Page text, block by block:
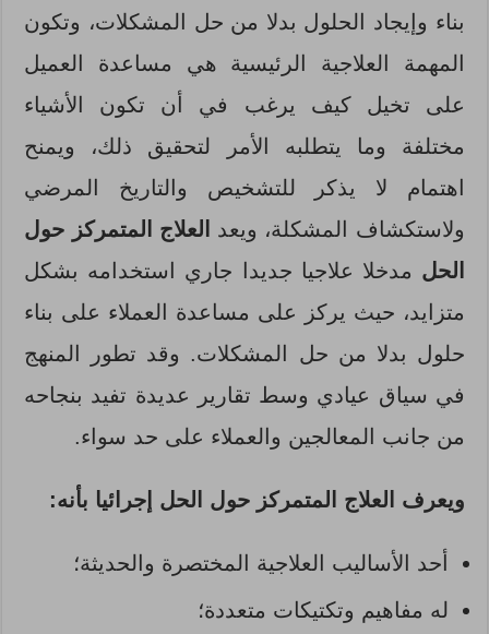
بناء وإيجاد الحلول بدلا من حل المشكلات، وتكون
المهمة العلاجية الرئيسية هي مساعدة العميل
على تخيل كيف يرغب في أن تكون الأشياء
مختلفة وما يتطلبه الأمر لتحقيق ذلك، ويمنح
اهتمام لا يذكر للتشخيص والتاريخ المرضي
ولاستكشاف المشكلة، ويعد
العلاج المتمركز حول
الحل مدخلا علاجيا جديدا جاري استخدامه بشكل
متزايد، حيث يركز على مساعدة العملاء على بناء
حلول بدلا من حل المشكلات. وقد تطور المنهج
في سياق عيادي وسط تقارير عديدة تفيد بنجاحه
من جانب المعالجين والعملاء على حد سواء.
ويعرف العلاج المتمركز حول الحل إجرائيا بأنه:
أحد الأساليب العلاجية المختصرة والحديثة؛
له مفاهيم وتكتيكات متعددة؛